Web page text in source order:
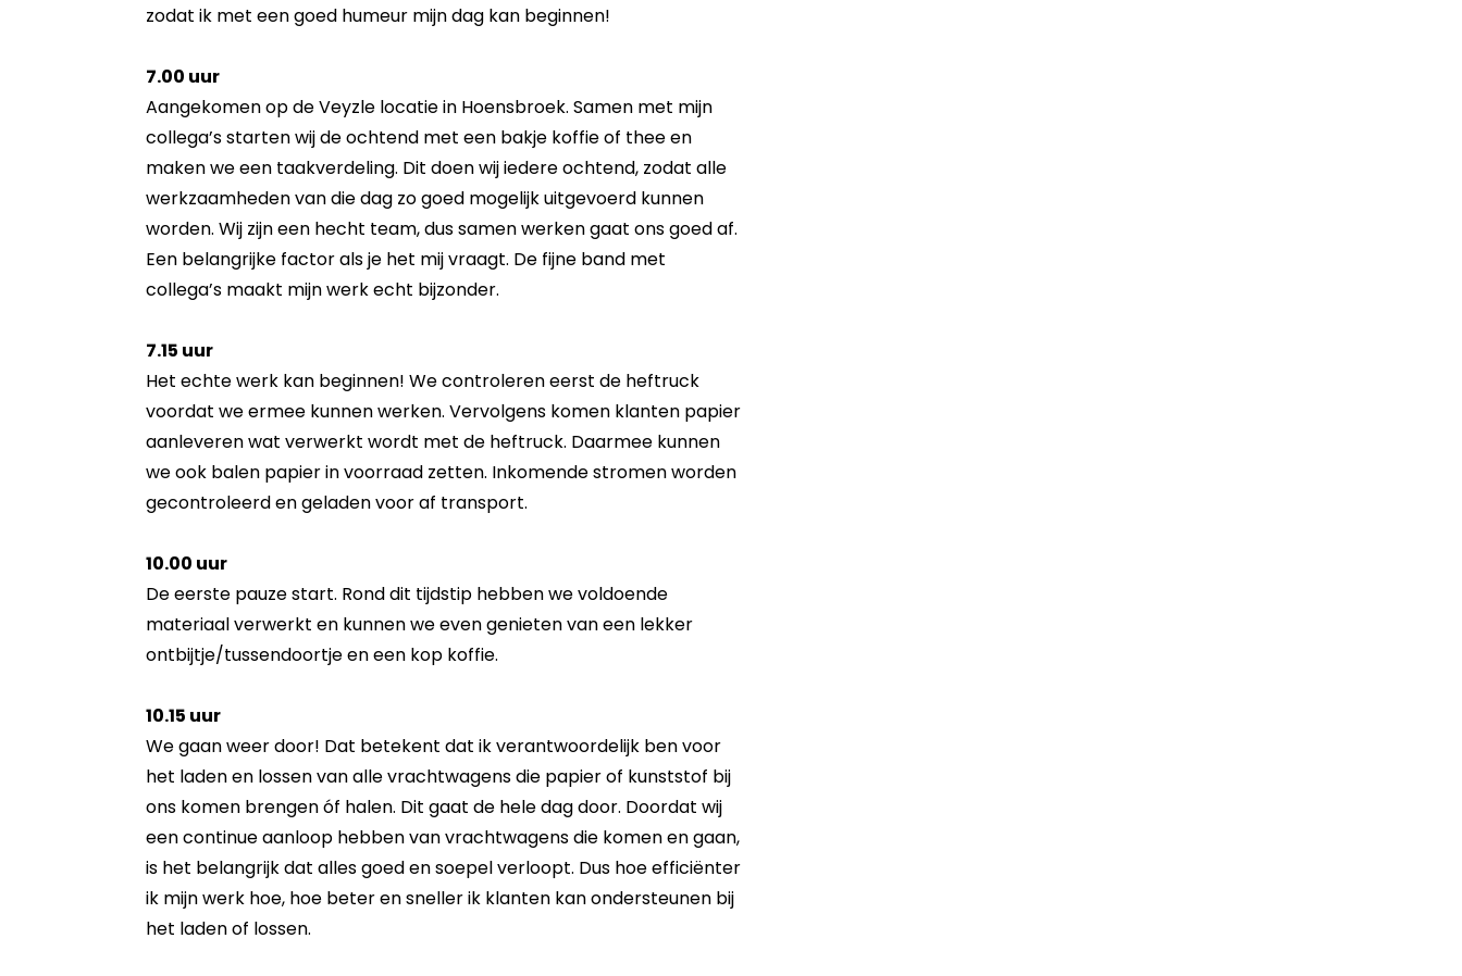
zodat ik met een goed humeur mijn dag kan beginnen!
7.00 uur
Aangekomen op de Veyzle locatie in Hoensbroek. Samen met mijn
collega’s starten wij de ochtend met een bakje koffie of thee en
maken we een taakverdeling. Dit doen wij iedere ochtend, zodat alle
werkzaamheden van die dag zo goed mogelijk uitgevoerd kunnen
worden. Wij zijn een hecht team, dus samen werken gaat ons goed af.
Een belangrijke factor als je het mij vraagt. De fijne band met
collega’s maakt mijn werk echt bijzonder.
7.15 uur
Het echte werk kan beginnen! We controleren eerst de heftruck
voordat we ermee kunnen werken. Vervolgens komen klanten papier
aanleveren wat verwerkt wordt met de heftruck. Daarmee kunnen
we ook balen papier in voorraad zetten. Inkomende stromen worden
gecontroleerd en geladen voor af transport.
10.00 uur
De eerste pauze start. Rond dit tijdstip hebben we voldoende
materiaal verwerkt en kunnen we even genieten van een lekker
ontbijtje/tussendoortje en een kop koffie.
10.15 uur
We gaan weer door! Dat betekent dat ik verantwoordelijk ben voor
het laden en lossen van alle vrachtwagens die papier of kunststof bij
ons komen brengen óf halen. Dit gaat de hele dag door. Doordat wij
een continue aanloop hebben van vrachtwagens die komen en gaan,
is het belangrijk dat alles goed en soepel verloopt. Dus hoe efficiënter
ik mijn werk hoe, hoe beter en sneller ik klanten kan ondersteunen bij
het laden of lossen.